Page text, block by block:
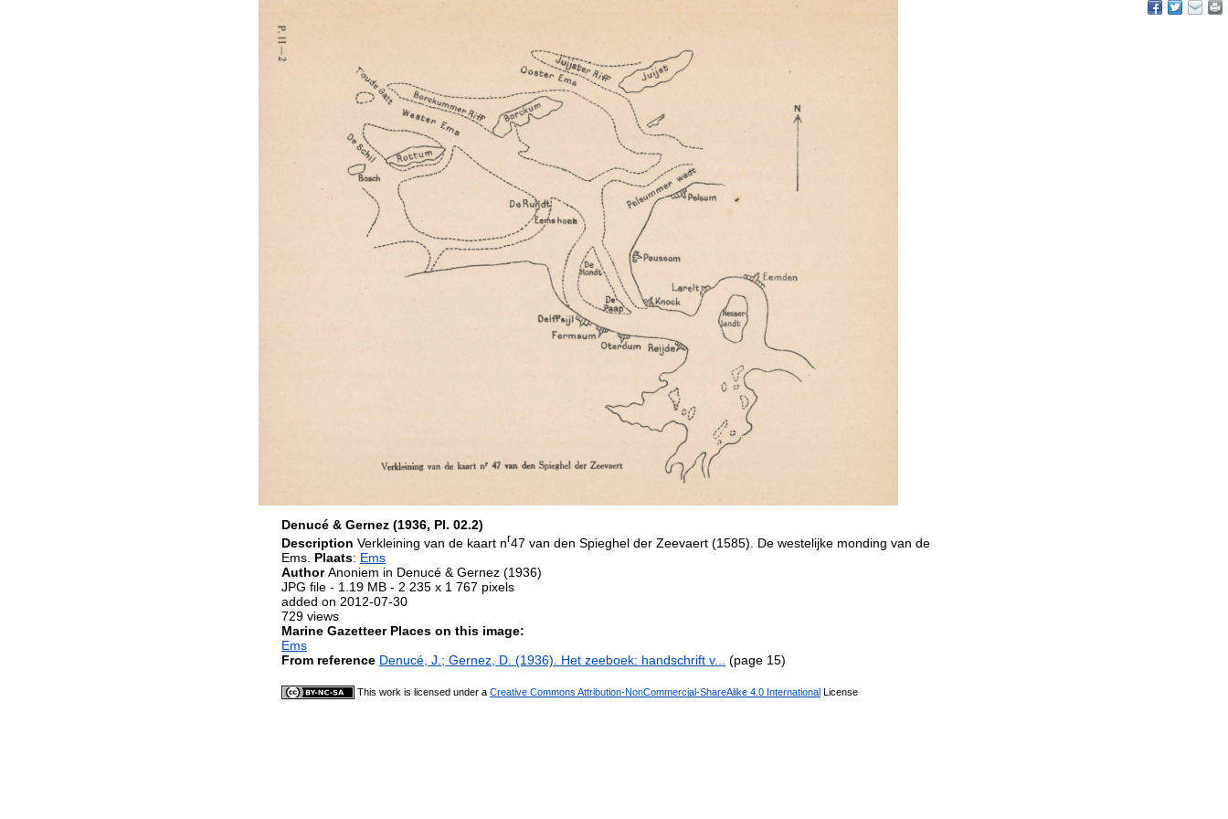
Denucé & Gernez (1936, Pl. 02.2)
Description Verkleining van de kaart nr47 van den Spieghel der Zeevaert (1585). De westelijke monding van de
Ems. Plaats: Ems
AuthorAnoniem in Denucé & Gernez (1936)
JPG file - 1.19 MB - 2 235 x 1 767 pixels
added on 2012-07-30
729 views
Marine Gazetteer Places on this image:
Ems
From reference Denucé, J.; Gernez, D. (1936). Het zeeboek: handschrift v... (page 15)
This work is licensed under a Creative Commons Attribution-NonCommercial-ShareAlike 4.0 International License